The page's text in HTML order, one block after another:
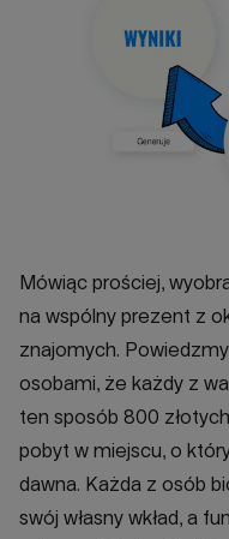
Mówiąc prościej,
na wspólny prezent z
znajomych.
osobami, że każdy z
ten sposób 800
pobyt w miejscu, o
dawna. Każda z osób
swój własny wkład, a